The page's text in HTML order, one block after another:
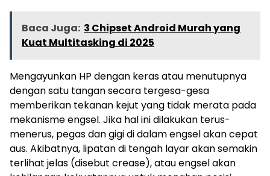
Baca Juga: 3 Chipset Android Murah yang
Kuat Multitasking di 2025
Mengayunkan HP dengan keras atau menutupnya
dengan satu tangan secara tergesa-gesa
memberikan tekanan kejut yang tidak merata pada
mekanisme engsel. Jika hal ini dilakukan terus-
menerus, pegas dan gigi di dalam engsel akan cepat
aus. Akibatnya, lipatan di tengah layar akan semakin
terlihat jelas (disebut crease), atau engsel akan